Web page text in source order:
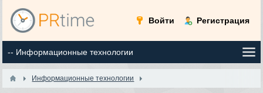
Войти Регистрация
Информационные технологии